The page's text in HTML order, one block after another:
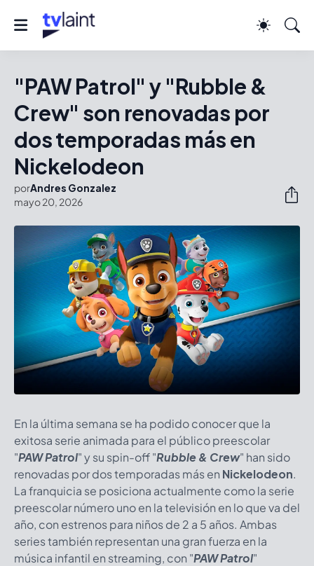
"PAW Patrol" y "Rubble &
Crew" son renovadas por
dos temporadas más en
Nickelodeon
porAndres Gonzalez
mayo 20, 2026
En la última semana se ha podido conocer que la
exitosa serie animada para el público preescolar
"PAW Patrol" y su spin-off "Rubble & Crew" han sido
renovadas por dos temporadas más en Nickelodeon.
La franquicia se posiciona actualmente como la serie
preescolar número uno en la televisión en lo que va del
año, con estrenos para niños de 2 a 5 años. Ambas
series también representan una gran fuerza en la
música infantil en streaming, con "PAW Patrol"